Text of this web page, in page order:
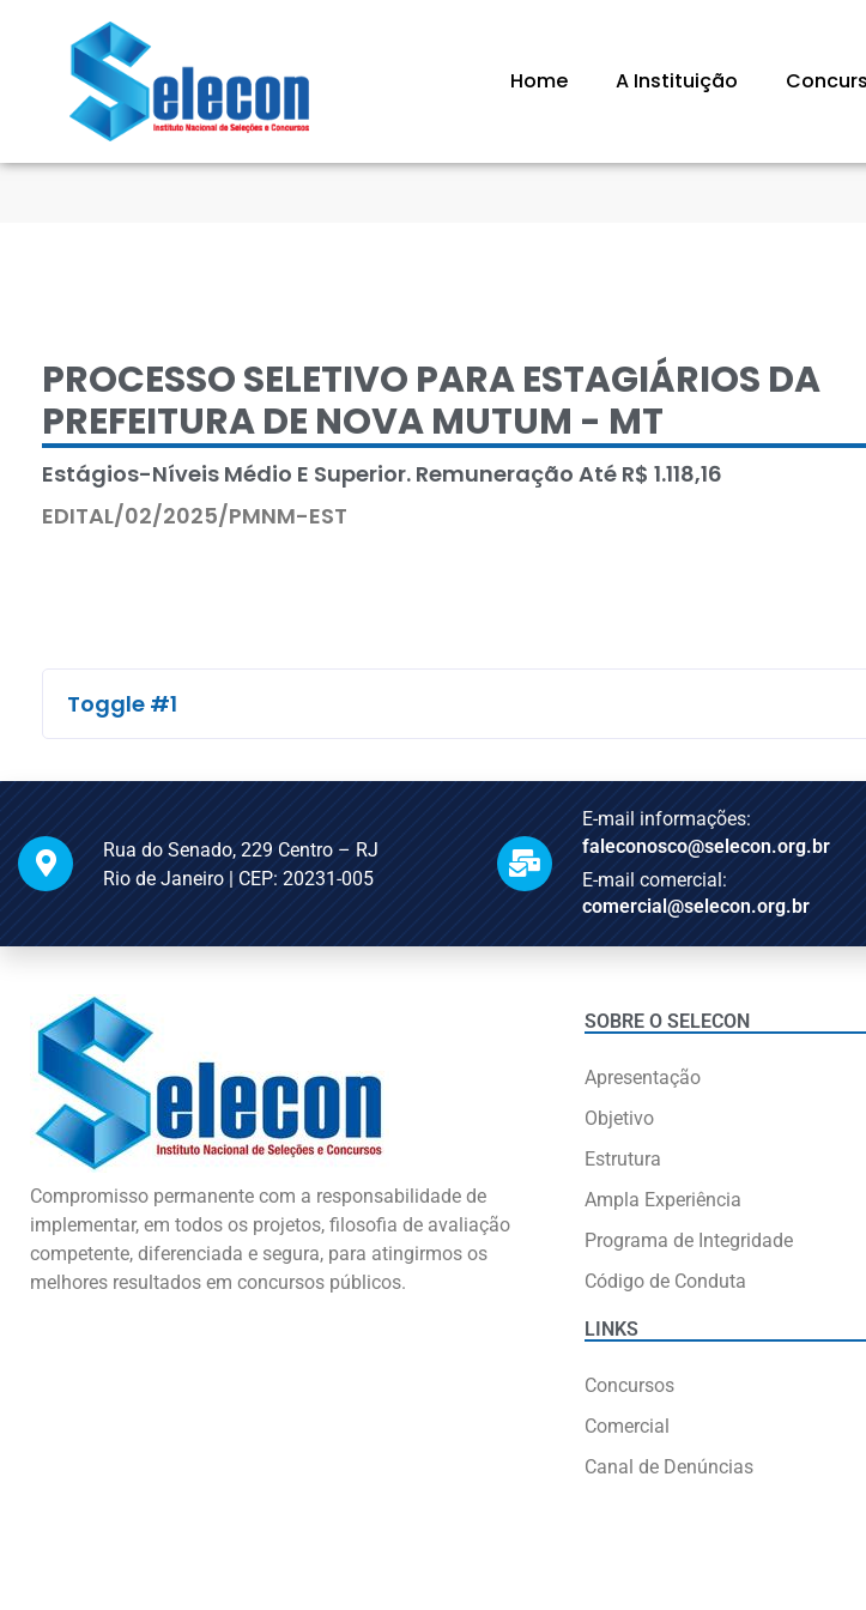
Home A Instituição
PROCESSO SELETIVO PARA ESTAGIÁRIOS DA
PREFEITURA DE NOVA MUTUM - MT
Estágios-Níveis Médio E Superior. Remuneração Até R$ 1.118,16
EDITAL/02/2025/PMNM-EST
Toggle #1
Rua do Senado, 229 Centro – RJ
Rio de Janeiro | CEP: 20231-005
E-mail informações:
faleconosco@selecon.org.br
E-mail comercial:
comercial@selecon.org.br
Compromisso permanente com a responsabilidade de
implementar, em todos os projetos, filosofia de avaliação
competente, diferenciada e segura, para atingirmos os
melhores resultados em concursos públicos.
SOBRE O SELECON
Apresentação
Objetivo
Estrutura
Ampla Experiência
Programa de Integridade
Código de Conduta
LINKS
Concursos
Comercial
Canal de Denúncias